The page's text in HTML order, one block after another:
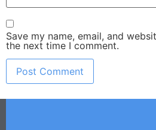
Save my name, email, and
the next time I comment.